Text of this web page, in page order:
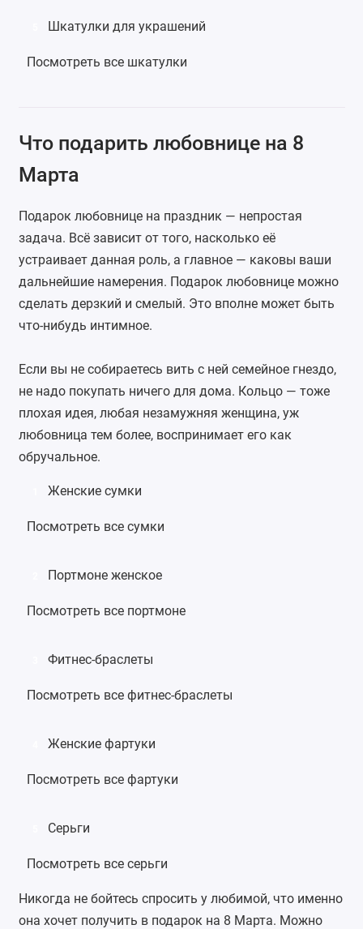
Шкатулки для украшений
Посмотреть все шкатулки
Что подарить любовнице на 8
Марта
Подарок любовнице на праздник — непростая
задача. Всё зависит от того, насколько её
устраивает данная роль, а главное — каковы ваши
дальнейшие намерения. Подарок любовнице можно
сделать дерзкий и смелый. Это вполне может быть
что-нибудь интимное.
Если вы не собираетесь вить с ней семейное гнездо,
не надо покупать ничего для дома. Кольцо — тоже
плохая идея, любая незамужняя женщина, уж
любовница тем более, воспринимает его как
обручальное.
Женские сумки
Посмотреть все сумки
Портмоне женское
Посмотреть все портмоне
Фитнес-браслеты
Посмотреть все фитнес-браслеты
Женские фартуки
Посмотреть все фартуки
Серьги
Посмотреть все серьги
Никогда не бойтесь спросить у любимой, что именно
она хочет получить в подарок на 8 Марта. Можно